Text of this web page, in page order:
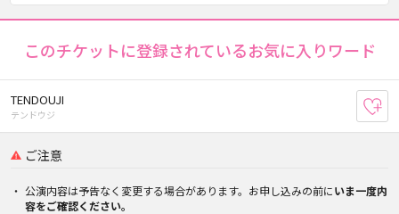
このチケットに登録されているお気に入りワード
TENDOUJI
テンドウジ
ご注意
公演内容は予告なく変更する場合があります。お申し込みの前にいま一度内
容をご確認ください。